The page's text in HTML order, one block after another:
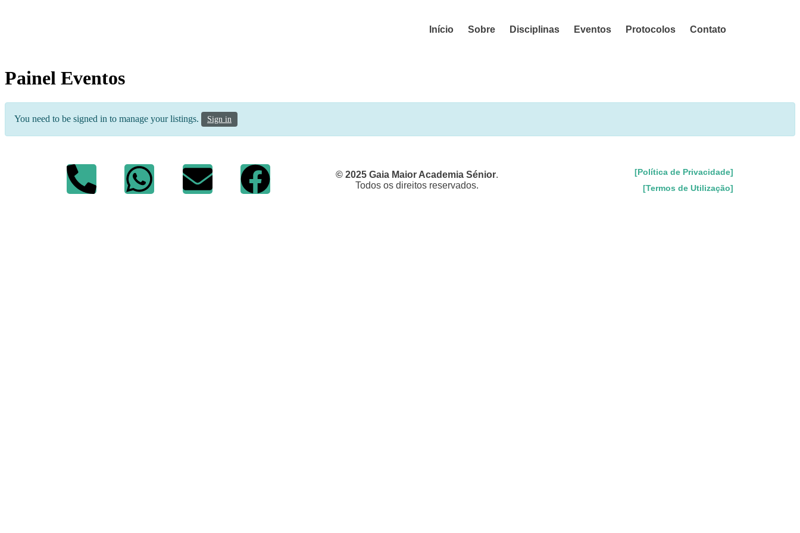
Início Sobre Disciplinas Eventos Protocolos Contato
Painel Eventos
You need to be signed in to manage your listings. Sign in
© 2025 Gaia Maior Academia Sénior.
Todos os direitos reservados.
[Política de Privacidade]
[Termos de Utilização]